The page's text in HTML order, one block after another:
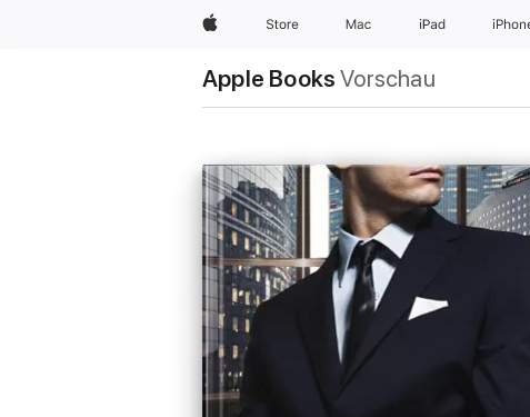
Apple Store Mac iPad
Apple Books Vorschau